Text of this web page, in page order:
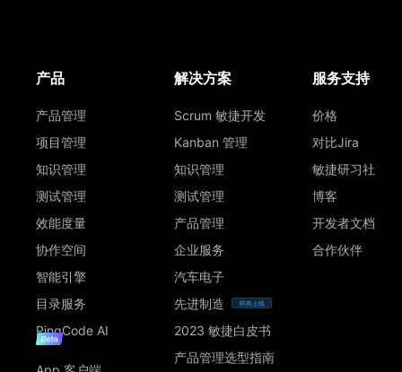
产品
产品管理
项目管理
知识管理
测试管理
效能度量
协作空间
智能引擎
目录服务
PingCode AI
解决方案
Scrum 敏捷开发
Kanban 管理
知识管理
测试管理
产品管理
企业服务
汽车电子
先进制造
即将上线
2023 敏捷白皮书
产品管理选型指南
服务支持
价格
对比Jira
敏捷研习社
博客
开发者文档
合作伙伴